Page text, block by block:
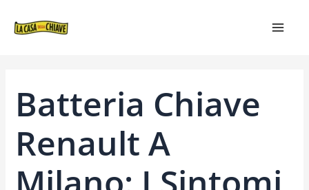
Batteria Chiave
Renault A
ARTICOLI